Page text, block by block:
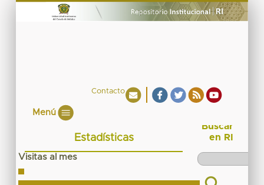
Contacto
Menú
Estadísticas
Visitas al mes
Buscar
en RI